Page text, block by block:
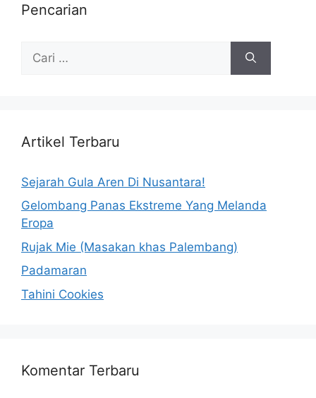
Pencarian
Artikel Terbaru
Sejarah Gula Aren Di Nusantara!
Gelombang Panas Ekstreme Yang Melanda
Eropa
Rujak Mie (Masakan khas Palembang)
Padamaran
Tahini Cookies
Komentar Terbaru